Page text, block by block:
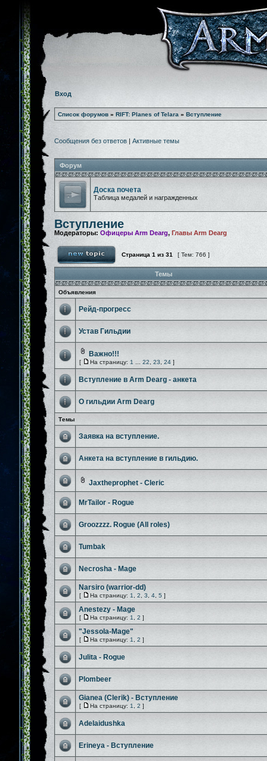
Вход
Список форумов » RIFT: Planes of Telara » Вступление
Сообщения без ответов | Активные темы
Форум
Доска почета
Таблица медалей и награжденных
Вступление
Модераторы: Офицеры Arm Dearg, Главы Arm Dearg
Страница 1 из 31 [ Тем: 766 ]
Темы
Объявления
Рейд-прогресс
Устав Гильдии
Важно!!!
[ На страницу: 1 22 23 24 ]
Вступление в Arm Dearg - анкета
О гильдии Arm Dearg
Темы
Заявка на вступление.
Анкета на вступление в гильдию.
Jaxtheprophet - Cleric
MrTailor - Rogue
Groozzzz. Rogue (All roles)
Tumbak
Necrosha - Mage
Narsiro (warrior-dd)
[ На страницу: 1 2 3 4 5 ]
Anestezy - Mage
[ На страницу: 1 2 ]
"Jessola-Mage"
[ На страницу: 1 2 ]
Julita - Rogue
Plombeer
Gianea (Clerik) - Вступление
[ На страницу: 1 2 ]
Adelaidushka
Erineya - Вступление